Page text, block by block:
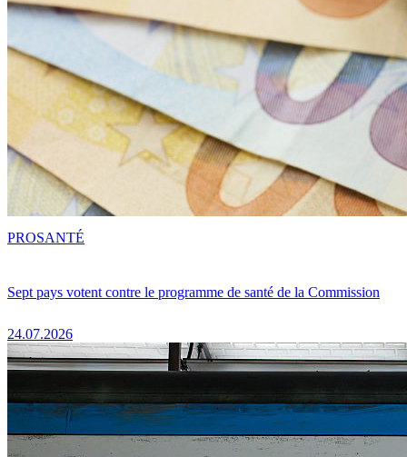
Sept pays votent contre le programme de santé de la Commission
24.07.2026
PROSANTÉ